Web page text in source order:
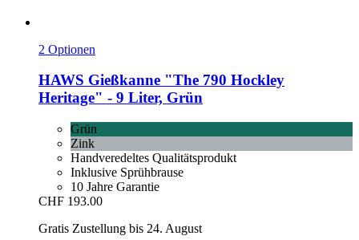
2 Optionen
HAWS Gießkanne "The 790 Hockley
Heritage" -​ 9 Liter, Grün
Grün
Zink
Handveredeltes Qualitätsprodukt
Inklusive Sprühbrause
10 Jahre Garantie
CHF 193.00
Gratis Zustellung bis 24. August